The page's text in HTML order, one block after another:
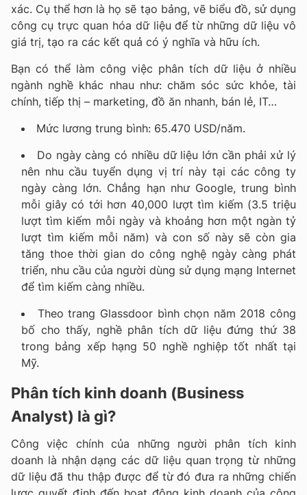
xác. Cụ thể hơn là họ sẽ tạo bảng, vẽ biểu đồ, sử dụng
công cụ trực quan hóa dữ liệu để từ những dữ liệu vô
giá trị, tạo ra các kết quả có ý nghĩa và hữu ích.
Bạn có thể làm công việc phân tích dữ liệu ở nhiều
ngành nghề khác nhau như: chăm sóc sức khỏe, tài
chính, tiếp thị – marketing, đồ ăn nhanh, bán lẻ, IT…
Mức lương trung bình: 65.470 USD/năm.
Do ngày càng có nhiều dữ liệu lớn cần phải xử lý
nên nhu cầu tuyển dụng vị trí này tại các công ty
ngày càng lớn. Chẳng hạn như Google, trung bình
mỗi giây có tới hơn 40,000 lượt tìm kiếm (3.5 triệu
lượt tìm kiếm mỗi ngày và khoảng hơn một ngàn tỷ
lượt tìm kiếm mỗi năm) và con số này sẽ còn gia
tăng thoe thời gian do công nghệ ngày càng phát
triển, nhu cầu của người dùng sử dụng mạng Internet
để tìm kiếm càng nhiều.
Theo trang Glassdoor bình chọn năm 2018 công
bố cho thấy, nghề phân tích dữ liệu đứng thứ 38
trong bảng xếp hạng 50 nghề nghiệp tốt nhất tại
Mỹ.
Phân tích kinh doanh (Business
Analyst) là gì?
Công việc chính của những người phân tích kinh
doanh là nhận dạng các dữ liệu quan trọng từ những
dữ liệu đã thu thập được để từ đó đưa ra những chiến